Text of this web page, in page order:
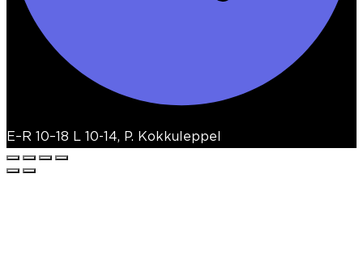
E–R 10–18 L 10-14, P. Kokkuleppel